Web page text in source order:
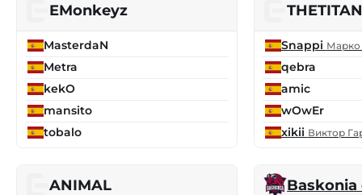
EMonkeyz
MasterdaN
Metra
kekO
mansito
tobalo
Snappi
qebra
amic
wOwEr
xikii Виктор
ANIMAL Baskonia